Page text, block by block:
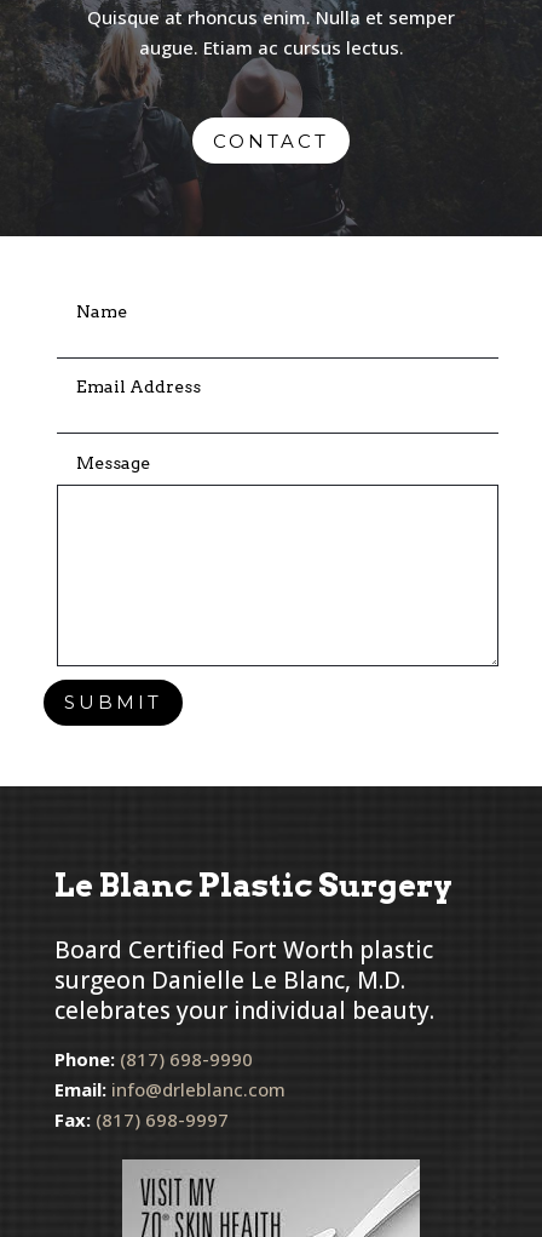
Quisque at rhoncus enim. Nulla et semper
augue. Etiam ac cursus lectus.
CONTACT
Name
Email Address
Message
SUBMIT
Le Blanc Plastic Surgery
Board Certified Fort Worth plastic
surgeon Danielle Le Blanc, M.D.
celebrates your individual beauty.
Phone: (817) 698-9990
Email: info@drleblanc.com
Fax: (817) 698-9997